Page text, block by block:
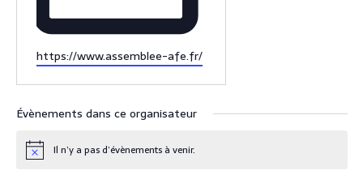
S
t
e
e
b
https://www.assemblee-afe.fr/
Évènements dans ce organisateur
N
Il n’y a pas d’évènements à venir.